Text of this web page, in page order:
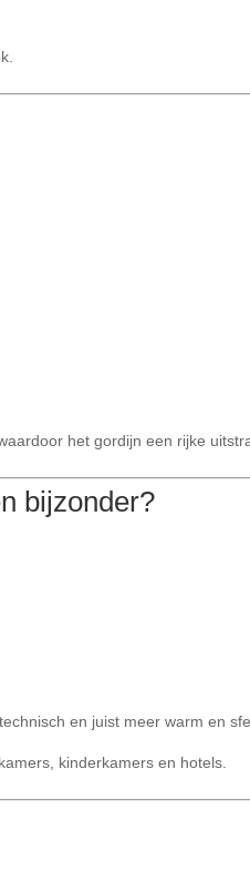
het gordijn een rijke
bijzonder?
en juist meer warm en
kinderkamers en hotels.